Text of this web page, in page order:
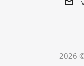
2026